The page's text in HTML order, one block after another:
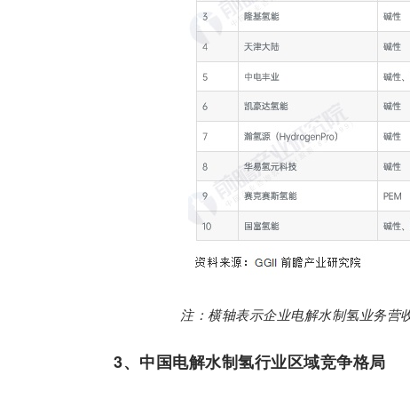
注：横轴表示企业电解水制氢业务营
3、中国电解水制氢行业区域竞争格局